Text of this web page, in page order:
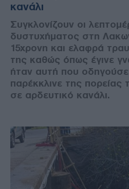
κανάλι
Συγκλονίζουν οι
δυστυχήματος στη
15χρονη και ελαφρά
της καθώς όπως έγινε
ήταν αυτή που
παρέκκλινε της πορείας
σε αρδευτικό κανάλι.